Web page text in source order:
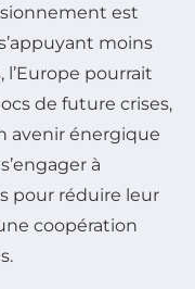
est
moins
pourrait
de future crises,
avenir énergique
à
pour réduire leur
coopération